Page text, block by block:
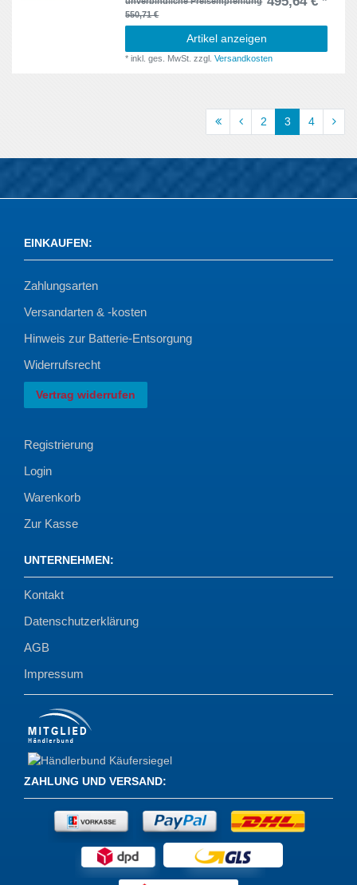
550,71 €
Artikel anzeigen
*inkl. ges. MwSt. zzgl.Versandkosten
2 3 4
EINKAUFEN:
Zahlungsarten
Versandarten & -kosten
Hinweis zur Batterie-Entsorgung
Widerrufsrecht
Vertrag widerrufen
Registrierung
Login
Warenkorb
Zur Kasse
UNTERNEHMEN:
Kontakt
Datenschutzerklärung
AGB
Impressum
ZAHLUNG UND VERSAND: